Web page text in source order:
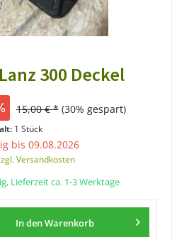
300 Deckel
15,00 € * (30% gespart)
1 Stück
bis 09.08.2026
Versandkosten
Lieferzeit ca. 1-3 Werktage
In denWarenkorb